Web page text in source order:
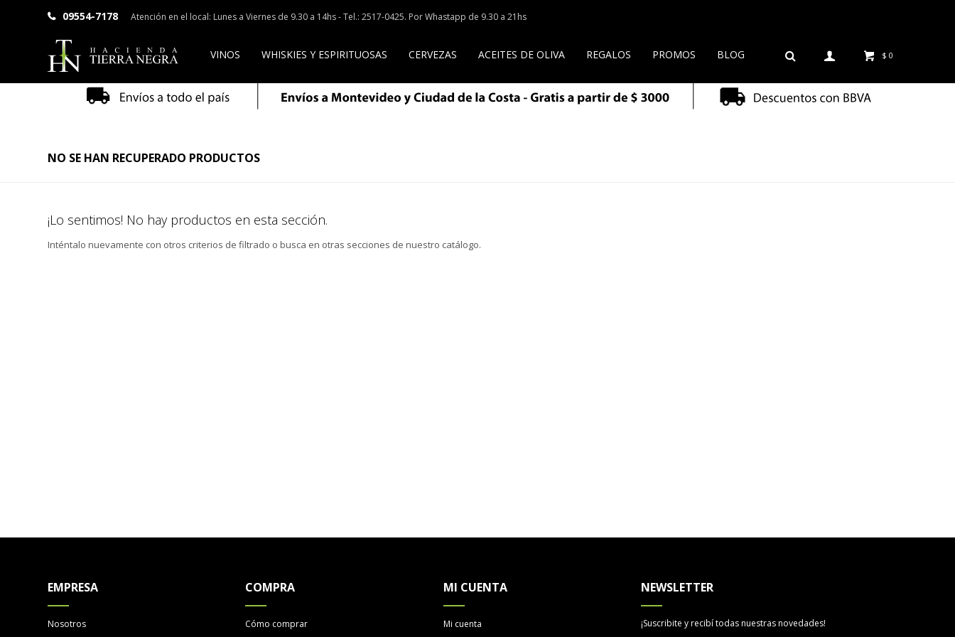
VINOS WHISKIES Y ESPIRITUOSAS CERVEZAS ACEITES DE OLIVA REGALOS PROMOS BLOG $ 0
09554-7178 Atención en el local: Lunes a Viernes de 9.30 a 14hs - Tel.: 2517-0425. Por Whastapp de 9.30 a 21hs
NO SE HAN RECUPERADO PRODUCTOS
¡Lo sentimos! No hay productos en esta sección.
Inténtalo nuevamente con otros criterios de filtrado o busca en otras secciones de nuestro catálogo.
EMPRESA
Nosotros
COMPRA
Cómo comprar
MI CUENTA
Mi cuenta
NEWSLETTER
¡Suscribite y recibí todas nuestras novedades!